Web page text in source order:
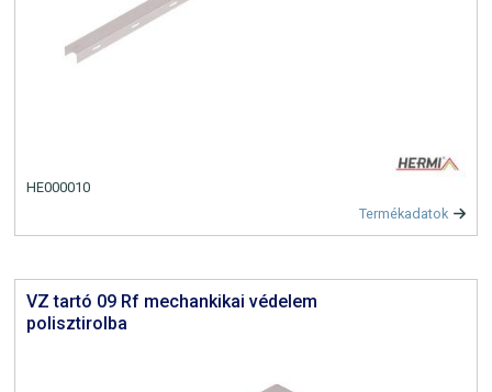
HE000010
Termékadatok
VZ tartó 09 Rf mechankikai védelem
polisztirolba